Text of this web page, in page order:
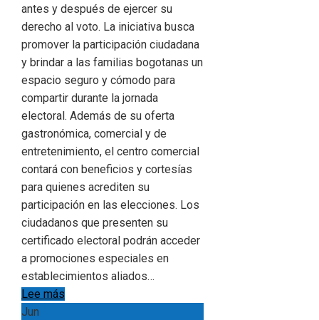
antes y después de ejercer su
derecho al voto. La iniciativa busca
promover la participación ciudadana
y brindar a las familias bogotanas un
espacio seguro y cómodo para
compartir durante la jornada
electoral. Además de su oferta
gastronómica, comercial y de
entretenimiento, el centro comercial
contará con beneficios y cortesías
para quienes acrediten su
participación en las elecciones. Los
ciudadanos que presenten su
certificado electoral podrán acceder
a promociones especiales en
establecimientos aliados…
Lee más
Jun